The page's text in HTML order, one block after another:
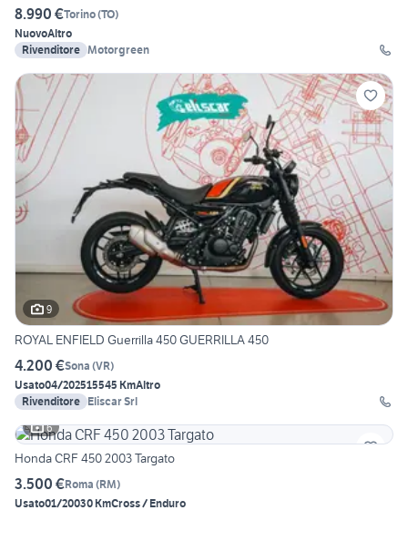
8.990 €Torino(TO)
NuovoAltro
Rivenditore Motorgreen
9
ROYAL ENFIELD Guerrilla 450 GUERRILLA 450
4.200 €Sona (VR)
Usato04/202515545 KmAltro
Rivenditore Eliscar Srl
6
Honda CRF 450 2003 Targato
3.500 €Roma (RM)
Usato01/20030 KmCross / Enduro